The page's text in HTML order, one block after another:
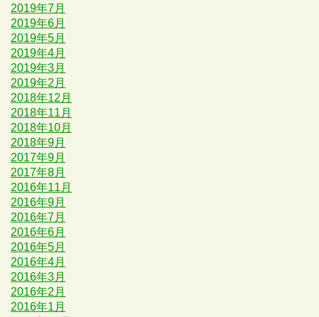
2019年7月
2019年6月
2019年5月
2019年4月
2019年3月
2019年2月
2018年12月
2018年11月
2018年10月
2018年9月
2017年9月
2017年8月
2016年11月
2016年9月
2016年7月
2016年6月
2016年5月
2016年4月
2016年3月
2016年2月
2016年1月